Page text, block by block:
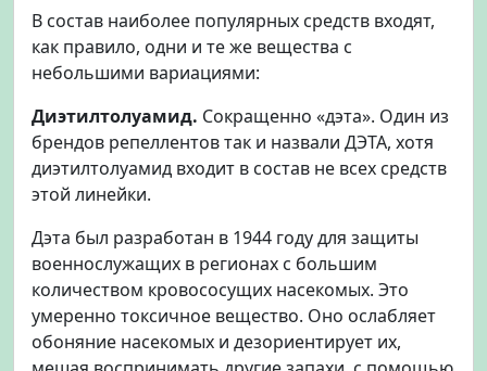
В состав наиболее популярных средств входят,
как правило, одни и те же вещества с
небольшими вариациями:
Диэтилтолуамид. Сокращенно «дэта». Один из
брендов репеллентов так и назвали ДЭТА, хотя
диэтилтолуамид входит в состав не всех средств
этой линейки.
Дэта был разработан в 1944 году для защиты
военнослужащих в регионах с большим
количеством кровососущих насекомых. Это
умеренно токсичное вещество. Оно ослабляет
обоняние насекомых и дезориентирует их,